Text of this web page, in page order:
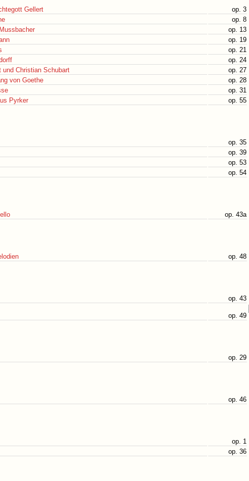
Gellert
op. 3
op. 8
op. 13
op. 19
op. 21
op. 24
und Christian Schubart
op. 27
von Goethe
op. 28
op. 31
Pyrker
op. 55
op. 35
op. 39
op. 53
op. 54
op. 43a
op. 48
op. 43
op. 49
op. 29
op. 46
op. 1
op. 36